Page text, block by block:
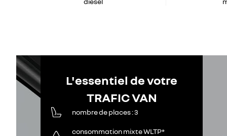
L'essentiel de votre
TRAFIC VAN
nombre de places 3
consommation mixte WLTP*